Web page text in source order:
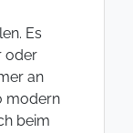
Es
oder
an
modern
beim